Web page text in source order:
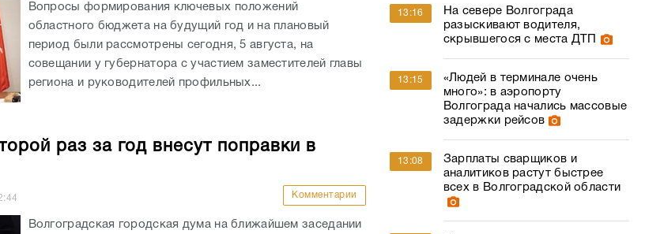
Вопросы формирования ключевых положений
областного бюджета на будущий год и на плановый
период были рассмотрены сегодня, 5 августа, на
совещании у губернатора с участием заместителей главы
региона и руководителей профильных...
раз за год внесут поправки в
Комментарии
Волгоградская городская дума на ближайшем заседании
13:16
На севере Волгограда
разыскивают водителя,
скрывшегося с места ДТП
13:15
«Людей в терминале очень
много»: в аэропорту
Волгограда начались массовые
задержки рейсов
13:08
Зарплаты сварщиков и
аналитиков растут быстрее
всех в Волгоградской области